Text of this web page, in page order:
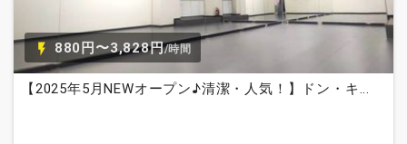
880円〜3,828円/時間
【2025年5月NEWオープン♪清潔・人気！】ドン・キ...